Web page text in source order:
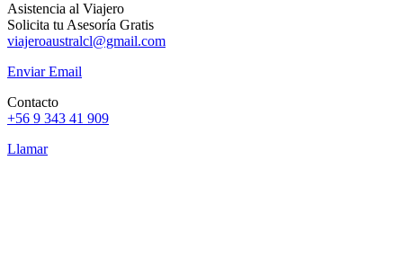
Asistencia al Viajero
Solicita tu Asesoría Gratis
viajeroaustralcl@gmail.com
Enviar Email
Contacto
+56 9 343 41 909
Llamar